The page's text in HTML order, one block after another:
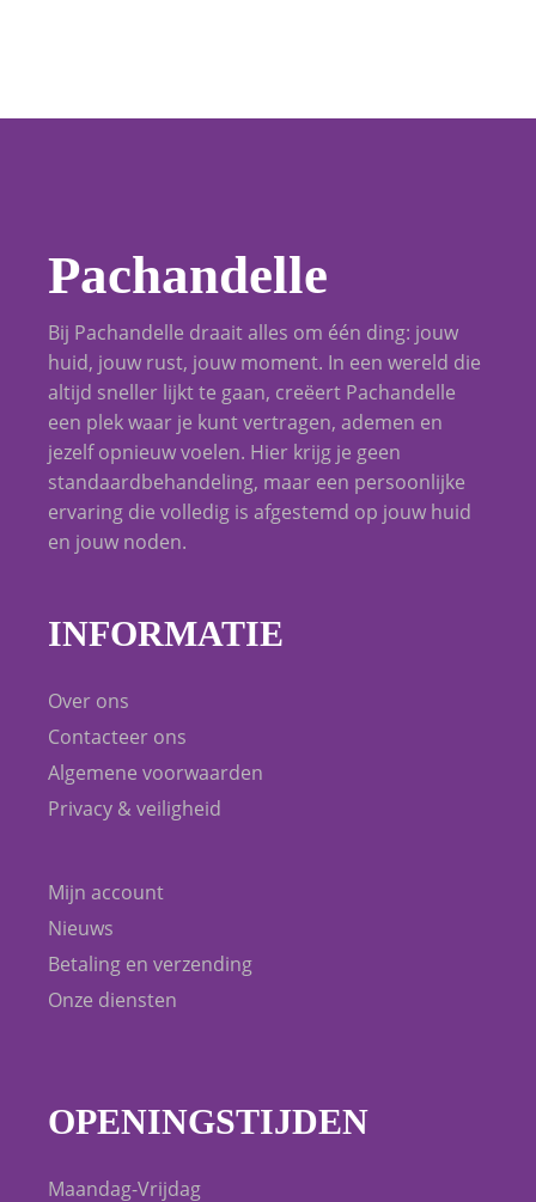
Pachandelle
Bij Pachandelle draait alles om één ding: jouw
huid, jouw rust, jouw moment. In een wereld die
altijd sneller lijkt te gaan, creëert Pachandelle
een plek waar je kunt vertragen, ademen en
jezelf opnieuw voelen. Hier krijg je geen
standaardbehandeling, maar een persoonlijke
ervaring die volledig is afgestemd op jouw huid
en jouw noden.
INFORMATIE
Over ons
Contacteer ons
Algemene voorwaarden
Privacy & veiligheid
Mijn account
Nieuws
Betaling en verzending
Onze diensten
OPENINGSTIJDEN
Maandag-Vrijdag